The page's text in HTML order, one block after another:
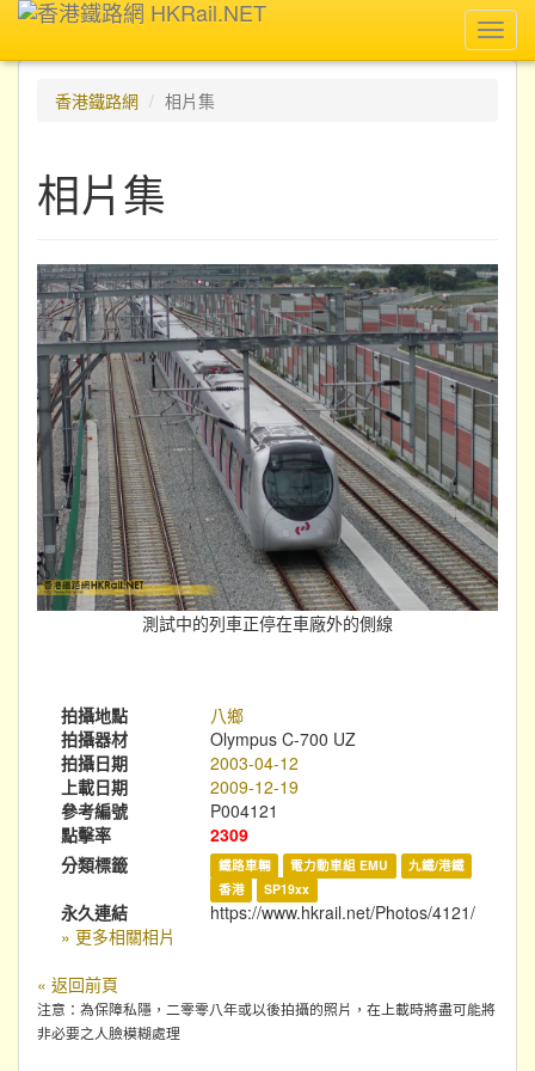
香港鐵路網
相片集
相片集
測試中的列車正停在車廠外的側線
拍攝地點
八鄉
拍攝器材
Olympus C-700 UZ
拍攝日期
2003-04-12
上載日期
2009-12-19
參考編號
P004121
點擊率
2309
分類標籤
鐵路車輛 電力動車組 EMU
九鐵/港鐵
香港
SP19xx
永久連結
https://www.hkrail.net/Photos/4121/
» 更多相關相片
« 返回前頁
注意：為保障私隱，二零零八年或以後拍攝的照片，在上載時將盡可能將
非必要之人臉模糊處理